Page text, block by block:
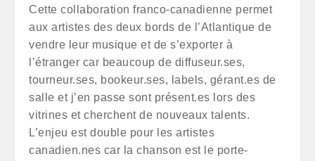
Cette collaboration franco-canadienne permet
aux artistes des deux bords de l’Atlantique de
vendre leur musique et de s’exporter à
l’étranger car beaucoup de diffuseur.ses,
tourneur.ses, bookeur.ses, labels, gérant.es de
salle et j’en passe sont présent.es lors des
vitrines et cherchent de nouveaux talents.
L’enjeu est double pour les artistes
canadien.nes car la chanson est le porte-